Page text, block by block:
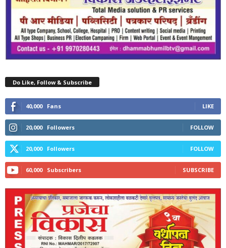
Do Like, Follow & Subscribe
40,000 Fans LIKE
20,000 Followers FOLLOW
20,000 Followers FOLLOW
60,000 Subscribers SUBSCRIBE